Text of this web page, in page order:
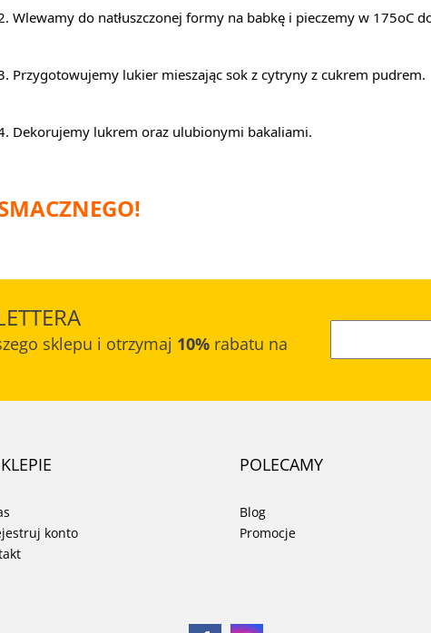
Wlewamy do natłuszczonej formy na babkę i pieczemy w 175oC
Przygotowujemy lukier mieszając sok z cytryny z cukrem pudrem.
Dekorujemy lukrem oraz ulubionymi bakaliami.
sklepu i otrzymaj 10%rabatu na
konto
POLECAMY
Blog
Promocje